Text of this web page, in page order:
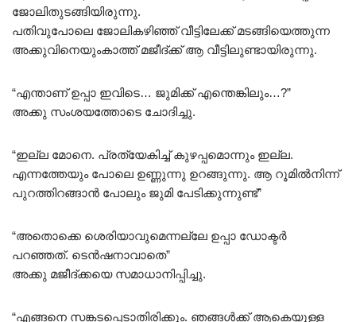
ജോലിതുടങ്ങിയിരുന്നു.
പതിവുപോലെ ജോലികഴിഞ്ഞ് വീട്ടിലേക്ക് മടങ്ങിയെത്തുന്ന
അക്കുവിനെയുംകാത്ത് മജീദ്ക്ക് ആ വീട്ടിലുണ്ടായിരുന്നു.
“എന്താണ് ഉപ്പാ ഇവിടെ… ജുമിക്ക് എന്തെങ്കിലും…?”
അക്കു സംശയത്തോടെ ചോദിച്ചു.
“ഇല്ല മോനെ. പ്രത്യേകിച്ച് കുഴപ്പമൊന്നും ഇല്ല.
എന്നത്തേയും പോലെ ഉണ്ണുന്നു ഉറങ്ങുന്നു. ആ റൂമിൽനിന്ന്
പുറത്തിറങ്ങാൻ പോലും ജുമി പേടിക്കുന്നുണ്ട്”
“അതൊക്കെ ശെരിയാവുമെന്നല്ലേ ഉപ്പാ ഡോക്ടർ
പറഞ്ഞത്. ടെൻഷനാവാതെ”
അക്കു മജീദ്ക്കയെ സമാധാനിപ്പിച്ചു.
“എങ്ങനെ സങ്കടപ്പെടാതിരിക്കും. ഞങ്ങൾക്ക് ആകെയുള്ള